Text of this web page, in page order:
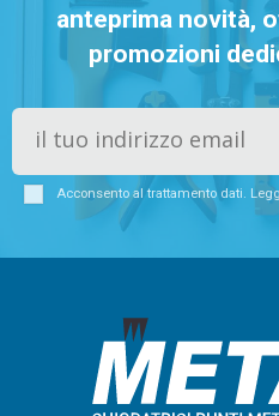
anteprima novità,
promozioni
Acconsento al trattamento dati.